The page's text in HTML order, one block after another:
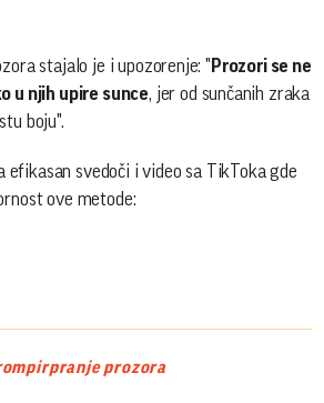
stajalo je i upozorenje: " Prozori se ne
u njih upire sunce, jer od sunčanih zraka
boju".
efikasan svedoči i video sa TikToka gde
ove metode:
pranje prozora